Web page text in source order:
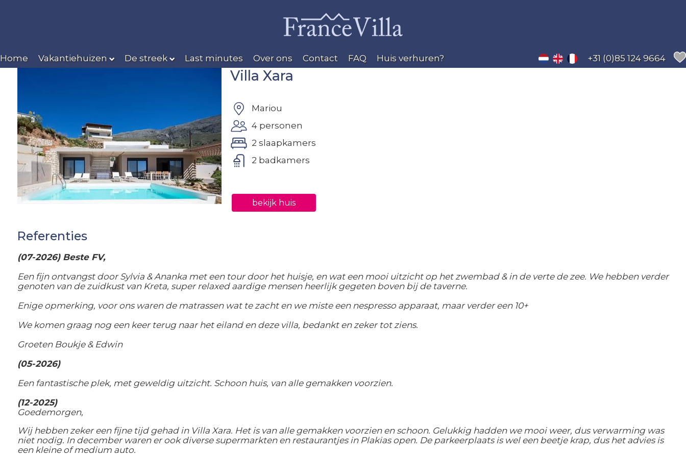
Home Vakantiehuizen De streek Last minutes Over ons Contact FAQ Huis verhuren? +31 (0)85 124 9664
Villa Xara
Mariou
4 personen
2 slaapkamers
2 badkamers
bekijk huis
Referenties
(07-2026) Beste FV,
Een fijn ontvangst door Sylvia & Ananka met een tour door het huisje, en wat een mooi uitzicht op het zwembad & in de verte de zee. We hebben verder
genoten van de zuidkust van Kreta, super relaxed aardige mensen heerlijk gegeten boven bij de taverne.
Enige opmerking, voor ons waren de matrassen wat te zacht en we miste een nespresso apparaat, maar verder een 10+
We komen graag nog een keer terug naar het eiland en deze villa, bedankt en zeker tot ziens.
Groeten Boukje & Edwin
(05-2026)
Een fantastische plek, met geweldig uitzicht. Schoon huis, van alle gemakken voorzien.
(12-2025)
Goedemorgen,
Wij hebben zeker een fijne tijd gehad in Villa Xara. Het is van alle gemakken voorzien en schoon. Gelukkig hadden we mooi weer, dus verwarming was
niet nodig. In december waren er ook diverse supermarkten en restaurantjes in Plakias open. De parkeerplaats is wel een beetje krap, dus het advies is
een kleine of medium auto.